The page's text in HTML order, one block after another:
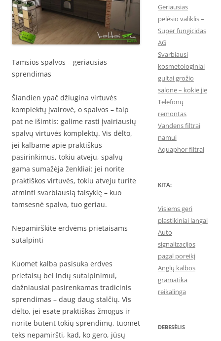
Tamsios spalvos – geriausias
sprendimas
Šiandien ypač džiugina virtuvės
komplektų įvairovė, o spalvos – taip
pat ne išimtis: galime rasti įvairiausių
spalvų virtuvės komplektų. Vis dėlto,
jei kalbame apie praktiškus
pasirinkimus, tokiu atveju, spalvų
gama sumažėja ženkliai: jei norite
praktiškos virtuvės, tokiu atveju turite
atminti svarbiausią taisyklę – kuo
tamsesnė spalva, tuo geriau.
Nepamirškite erdvėms prietaisams
sutalpinti
Kuomet kalba pasisuka erdves
prietaisų bei indų sutalpinimui,
dažniausiai pasirenkamas tradicinis
sprendimas – daug daug stalčių. Vis
dėlto, jei esate praktiškas žmogus ir
norite būtent tokių sprendimų, tuomet
teks nepamiršti, kad, ko gero, jūsų
Geriausias
pelėsio valiklis –
Super fungicidas
AG
Svarbiausi
kosmetologiniai
gultai grožio
salone – kokie jie
Telefonų
remontas
Vandens filtrai
namui
Aquaphor filtrai
KITA:
Visiems geri
plastikiniai langai
Auto
signalizacijos
pagal poreikį
Anglų kalbos
gramatika
reikalinga
DEBESĖLIS